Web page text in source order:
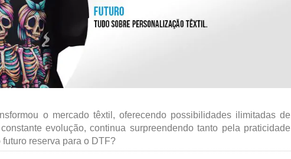
o mercado têxtil, oferecendo possibilidades ilimitadas de
evolução, continua surpreendendo tanto pela praticidade
reserva para o DTF?